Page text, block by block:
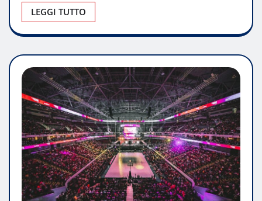
LEGGI TUTTO